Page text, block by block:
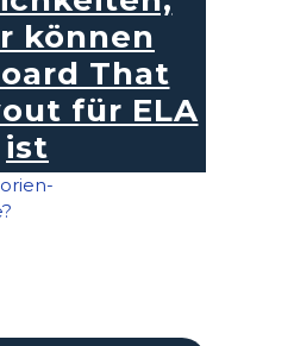
können
That
für ELA
ist